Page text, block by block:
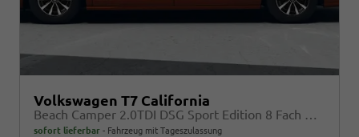
Volkswagen T7 California
Beach Camper 2.0TDI DSG Sport Edition 8 Fach GV5 High+
sofort lieferbar Fahrzeug mit Tageszulassung